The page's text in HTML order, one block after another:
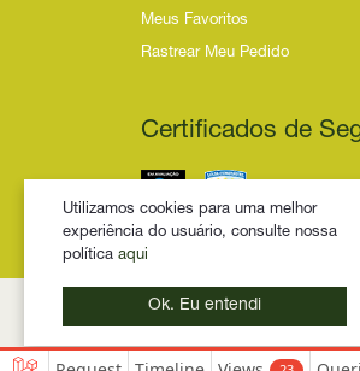
Meus Favoritos
Rastrear Meu Pedido
Certificados de
Todos os Direitos
Utilizamos cookies para uma melhor
experiência do usuário, consulte nossa
política aqui
Ok. Eu entendi